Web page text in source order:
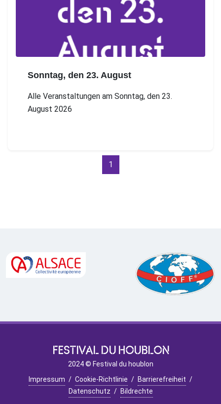
Sonntag, den 23. August
Alle Veranstaltungen am Sonntag, den 23.
August 2026
1
FESTIVAL DU HOUBLON
2024 © Festival du houblon
Impressum / Cookie-Richtlinie / Barrierefreiheit /
Datenschutz / Bildrechte